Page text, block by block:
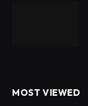
MOST VIEWED